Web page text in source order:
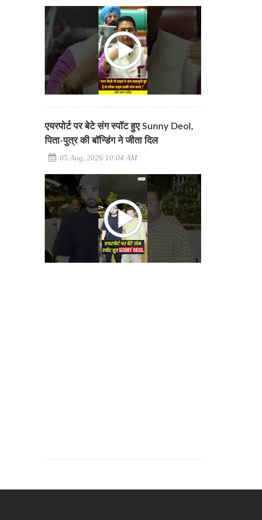
एयरपोर्ट पर बेटे संग स्पॉट हुए Sunny Deol,
पिता-पुत्र की बॉन्डिंग ने जीता दिल
05 Aug, 2026 10:04 AM